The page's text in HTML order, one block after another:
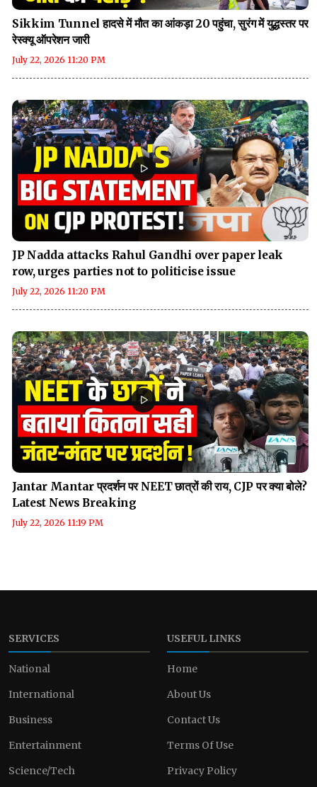
Sikkim Tunnel हादसे में मौत का आंकड़ा 20 पहुंचा, सुरंग में युद्धस्तर पर
रेस्क्यू ऑपरेशन जारी
July 22, 2026 11:20 PM
JP Nadda attacks Rahul Gandhi over paper leak
row, urges parties not to politicise issue
July 22, 2026 11:20 PM
Jantar Mantar प्रदर्शन पर NEET छात्रों की राय, CJP पर क्या बोले?
Latest News Breaking
July 22, 2026 11:19 PM
SERVICES
National
International
Business
Entertainment
Science/Tech
USEFUL LINKS
Home
About Us
Contact Us
Terms Of Use
Privacy Policy